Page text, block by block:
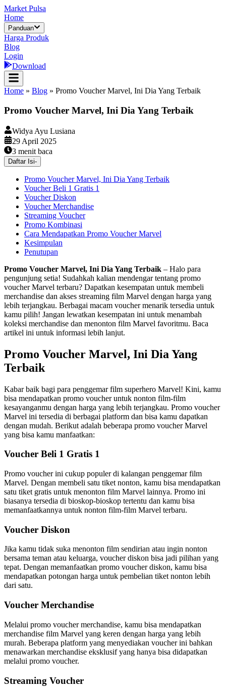
Market Pulsa
Home
Panduan
Harga Produk
Blog
Login
Download
Home » Blog » Promo Voucher Marvel, Ini Dia Yang Terbaik
Promo Voucher Marvel, Ini Dia Yang Terbaik
Widya Ayu Lusiana
29 April 2025
3 menit baca
Daftar Isi-
Promo Voucher Marvel, Ini Dia Yang Terbaik
Voucher Beli 1 Gratis 1
Voucher Diskon
Voucher Merchandise
Streaming Voucher
Promo Kombinasi
Cara Mendapatkan Promo Voucher Marvel
Kesimpulan
Penutupan
Promo Voucher Marvel, Ini Dia Yang Terbaik – Halo para
pengunjung setia! Sudahkah kalian mendengar tentang promo
voucher Marvel terbaru? Dapatkan kesempatan untuk membeli
merchandise dan akses streaming film Marvel dengan harga yang
lebih terjangkau. Berbagai macam voucher menarik tersedia untuk
kamu pilih! Jangan lewatkan kesempatan ini untuk menambah
koleksi merchandise dan menonton film Marvel favoritmu. Baca
artikel ini untuk informasi lebih lanjut.
Promo Voucher Marvel, Ini Dia Yang
Terbaik
Kabar baik bagi para penggemar film superhero Marvel! Kini, kamu
bisa mendapatkan promo voucher untuk nonton film-film
kesayanganmu dengan harga yang lebih terjangkau. Promo voucher
Marvel ini tersedia di berbagai platform dan bisa kamu dapatkan
dengan mudah. Berikut adalah beberapa promo voucher Marvel
yang bisa kamu manfaatkan:
Voucher Beli 1 Gratis 1
Promo voucher ini cukup populer di kalangan penggemar film
Marvel. Dengan membeli satu tiket nonton, kamu bisa mendapatkan
satu tiket gratis untuk menonton film Marvel lainnya. Promo ini
biasanya tersedia di bioskop-bioskop tertentu dan kamu bisa
memanfaatkannya untuk nonton film-film Marvel terbaru.
Voucher Diskon
Jika kamu tidak suka menonton film sendirian atau ingin nonton
bersama teman atau keluarga, voucher diskon bisa jadi pilihan yang
tepat. Dengan memanfaatkan promo voucher diskon, kamu bisa
mendapatkan potongan harga untuk pembelian tiket nonton lebih
dari satu.
Voucher Merchandise
Melalui promo voucher merchandise, kamu bisa mendapatkan
merchandise film Marvel yang keren dengan harga yang lebih
murah. Beberapa platform yang menyediakan voucher ini bahkan
menawarkan merchandise eksklusif yang hanya bisa didapatkan
melalui promo voucher.
Streaming Voucher